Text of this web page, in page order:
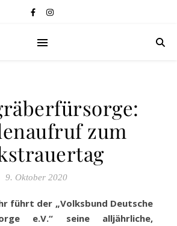
zum
9. Oktober 2020
e.V.“ seine alljährliche,